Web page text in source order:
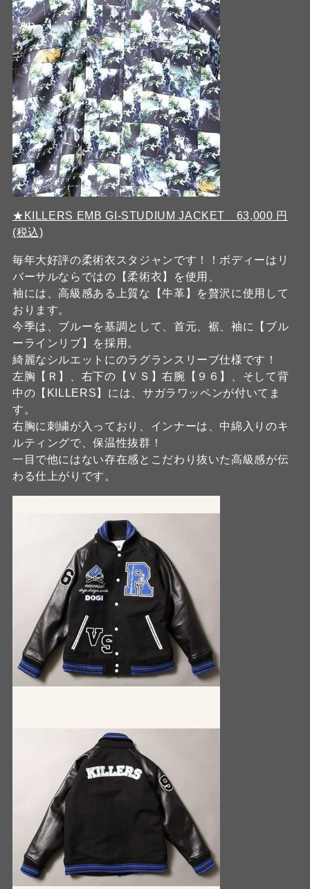
★KILLERS EMB GI-STUDIUM JACKET 63,000 円
(税込)
毎年大好評の柔術衣スタジャンです！！ボディーはリ
バーサルならではの【柔術衣】を使用、
袖には、高級感ある上質な【牛革】を贅沢に使用して
おります。
今季は、ブルーを基調として、首元、裾、袖に【ブル
ーラインリブ】を採用。
綺麗なシルエットにのラグランスリーブ仕様です！
左胸【Ｒ】、右下の【ＶＳ】右腕【９６】、そして背
中の【KILLERS】には、サガラワッペンが付いてま
す。
右胸に刺繍が入っており、インナーは、中綿入りのキ
ルティングで、保温性抜群！
一目で他にはない存在感とこだわり抜いた高級感が伝
わる仕上がりです。